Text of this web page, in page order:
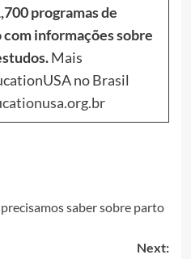
programas de
informações sobre
Mais
no Brasil
saber sobre parto
Next: